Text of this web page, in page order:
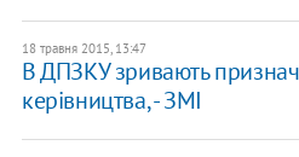
18 травня 2015, 13:47
В ДПЗКУ зривають
керівництва, - ЗМІ